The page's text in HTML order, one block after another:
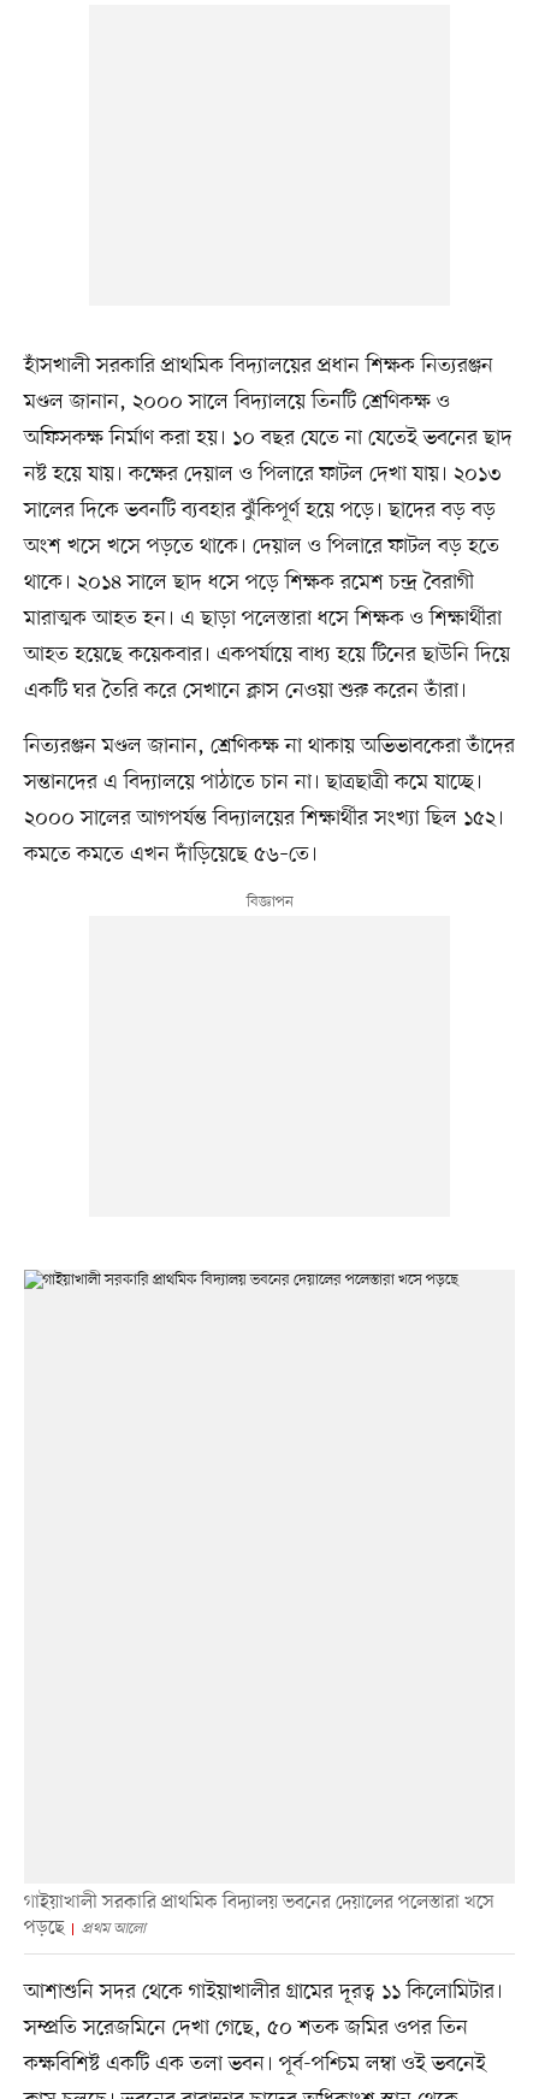
হাঁসখালী সরকারি প্রাথমিক বিদ্যালয়ের প্রধান শিক্ষক নিত্যরঞ্জন
মণ্ডল জানান, ২০০০ সালে বিদ্যালয়ে তিনটি শ্রেণিকক্ষ ও
অফিসকক্ষ নির্মাণ করা হয়। ১০ বছর যেতে না যেতেই ভবনের ছাদ
নষ্ট হয়ে যায়। কক্ষের দেয়াল ও পিলারে ফাটল দেখা যায়। ২০১৩
সালের দিকে ভবনটি ব্যবহার ঝুঁকিপূর্ণ হয়ে পড়ে। ছাদের বড় বড়
অংশ খসে খসে পড়তে থাকে। দেয়াল ও পিলারে ফাটল বড় হতে
থাকে। ২০১৪ সালে ছাদ ধসে পড়ে শিক্ষক রমেশ চন্দ্র বৈরাগী
মারাত্মক আহত হন। এ ছাড়া পলেস্তারা ধসে শিক্ষক ও শিক্ষার্থীরা
আহত হয়েছে কয়েকবার। একপর্যায়ে বাধ্য হয়ে টিনের ছাউনি দিয়ে
একটি ঘর তৈরি করে সেখানে ক্লাস নেওয়া শুরু করেন তাঁরা।
নিত্যরঞ্জন মণ্ডল জানান, শ্রেণিকক্ষ না থাকায় অভিভাবকেরা তাঁদের
সন্তানদের এ বিদ্যালয়ে পাঠাতে চান না। ছাত্রছাত্রী কমে যাচ্ছে।
২০০০ সালের আগপর্যন্ত বিদ্যালয়ের শিক্ষার্থীর সংখ্যা ছিল ১৫২।
কমতে কমতে এখন দাঁড়িয়েছে ৫৬–তে।
গাইয়াখালী সরকারি প্রাথমিক বিদ্যালয় ভবনের দেয়ালের পলেস্তারা খসে
পড়ছে
প্রথম আলো
আশাশুনি সদর থেকে গাইয়াখালীর গ্রামের দূরত্ব ১১ কিলোমিটার।
সম্প্রতি সরেজমিনে দেখা গেছে, ৫০ শতক জমির ওপর তিন
কক্ষবিশিষ্ট একটি এক তলা ভবন। পূর্ব-পশ্চিম লম্বা ওই ভবনেই